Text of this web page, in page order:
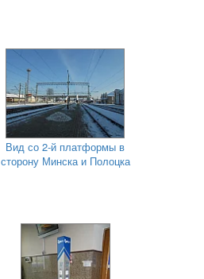
Вид со 2-й платформы в
сторону Минска и Полоцка